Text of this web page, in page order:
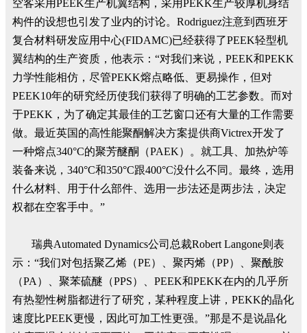
空客采用PEEK生产机翼结构，采用PEKK生产较厚机身结
构件的设想也引发了业内的讨论。Rodriguez注意到西班牙
复合材料研发应用中心(FIDAMC)已经获得了PEEK轻型机
翼结构的生产资质，他表示：“对我们来说，PEEK和PEKK
力学性能相仿，尽管PEKK熔点略低、更易操作，但对
PEEK10年的研究经历使我们获得了明确的工艺参数。而对
于PEKK，为了确定其最佳的工艺窗口还有大量的工作需要
做。最近英国的高性能聚酮解决方案提供商Victrex开发了
一种熔点340°C的聚芳醚酮（PAEK）。就工具、加热炉等
装备来说，340°C和350°C跟400°C没什么不同。最终，选用
什么材料、用于什么部件、选用一步法还是两步法，决定
权都在空客手中。”
瑞典Automated Dynamics公司总裁Robert Langone则表
示：“我们对包括聚乙烯（PE）、聚丙烯（PP）、聚酰胺
（PA）、聚苯硫醚（PPS）、PEEK和PEKK在内的几乎所
有热塑性树脂都进行了研究，某种程度上讲，PEKK的晶化
速度比PEEK更慢，因此可加工性更强。”那是不是说晶化